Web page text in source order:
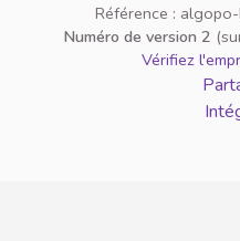
Référence :
Numéro de version 2
Vérifiez